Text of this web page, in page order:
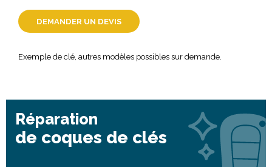
DEMANDER UN DEVIS
Exemple de clé, autres modèles possibles sur demande.
Réparation
de coques de clés